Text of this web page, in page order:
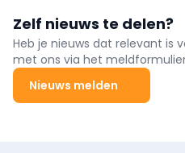
Zelf nieuws te delen?
Heb je nieuws dat relevant is
met ons via het
Nieuws melden